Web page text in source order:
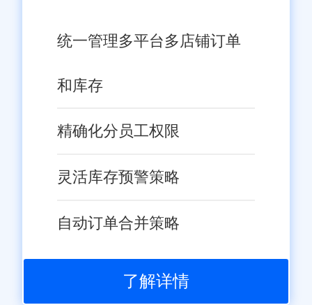
统一管理多平台多店铺订单
和库存
精确化分员工权限
灵活库存预警策略
自动订单合并策略
了解详情